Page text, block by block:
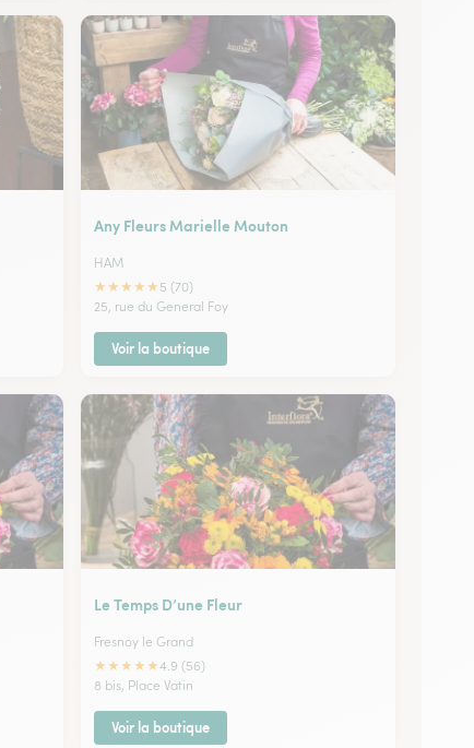
Any Fleurs Marielle Mouton
HAM
★★★★★ 5 (70)
25, rue du General Foy
Voir la boutique
Le Temps D’une Fleur
Fresnoy le Grand
★★★★★4.9 (56)
8 bis, Place Vatin
Voir la boutique